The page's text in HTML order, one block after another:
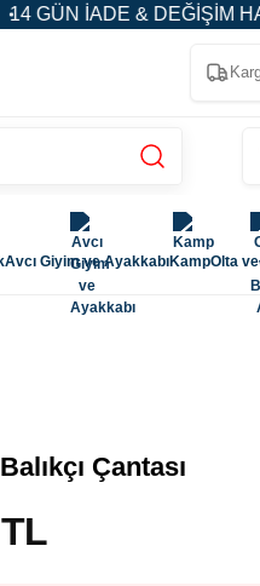
İADE & DEĞİŞİM HAKKI
Avcı Giyim ve AyakkabıKampOlta ve
Çantası